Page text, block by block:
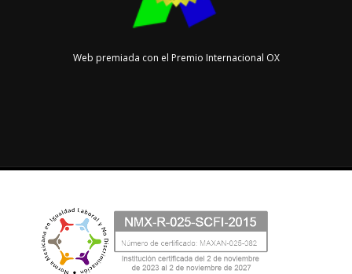
Web premiada con el Premio Internacional OX